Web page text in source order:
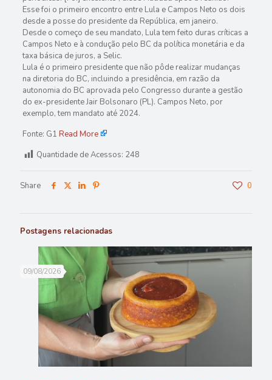
Esse foi o primeiro encontro entre Lula e Campos Neto os dois
desde a posse do presidente da República, em janeiro.
Desde o começo de seu mandato, Lula tem feito duras críticas a
Campos Neto e à condução pelo BC da política monetária e da
taxa básica de juros, a Selic.
Lula é o primeiro presidente que não pôde realizar mudanças
na diretoria do BC, incluindo a presidência, em razão da
autonomia do BC aprovada pelo Congresso durante a gestão
do ex-presidente Jair Bolsonaro (PL). Campos Neto, por
exemplo, tem mandato até 2024.
Fonte: G1 Read More
Quantidade de Acessos: 248
Share 0
Postagens relacionadas
09/08/2026